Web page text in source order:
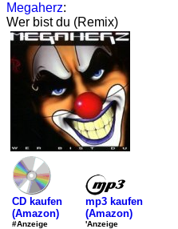
Megaherz:
Wer bist du (Remix)
CD kaufen
(Amazon)
#Anzeige
mp3 kaufen
(Amazon)
'Anzeige